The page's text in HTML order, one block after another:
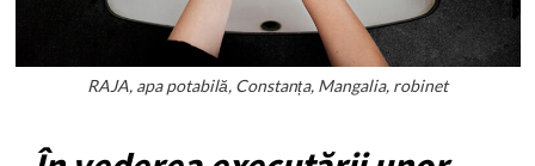
RAJA, apa potabilă, Constanța, Mangalia, robinet